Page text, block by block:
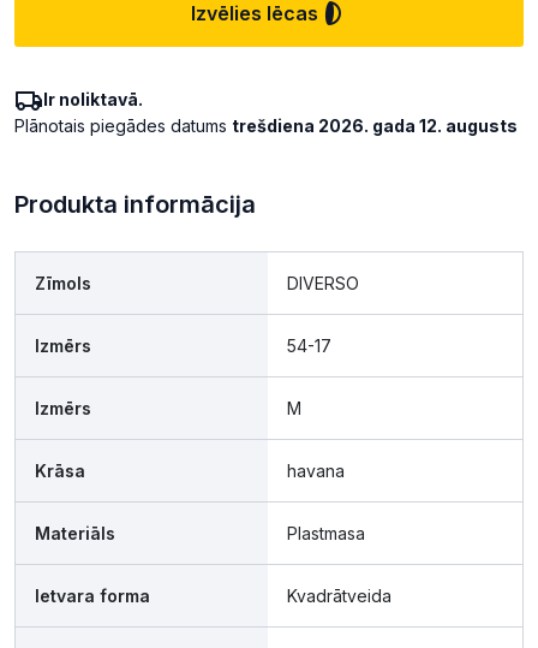
Izvēlies lēcas
Ir noliktavā.
Plānotais piegādes datums trešdiena 2026. gada 12. augusts
Produkta informācija
Zīmols DIVERSO
Izmērs 54-17
Izmērs M
Krāsa havana
Materiāls Plastmasa
Ietvara forma Kvadrātveida